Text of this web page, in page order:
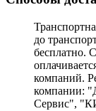
до
бесплатно.
компаний.
компании:
Сервис",